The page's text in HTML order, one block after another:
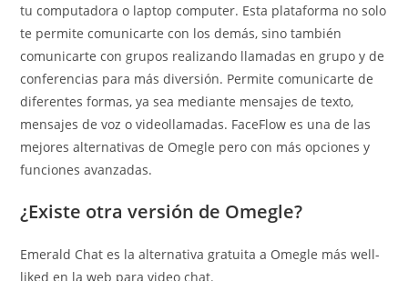
tu computadora o laptop computer. Esta plataforma no solo
te permite comunicarte con los demás, sino también
comunicarte con grupos realizando llamadas en grupo y de
conferencias para más diversión. Permite comunicarte de
diferentes formas, ya sea mediante mensajes de texto,
mensajes de voz o videollamadas. FaceFlow es una de las
mejores alternativas de Omegle pero con más opciones y
funciones avanzadas.
¿Existe otra versión de Omegle?
Emerald Chat es la alternativa gratuita a Omegle más well-
liked en la web para video chat.